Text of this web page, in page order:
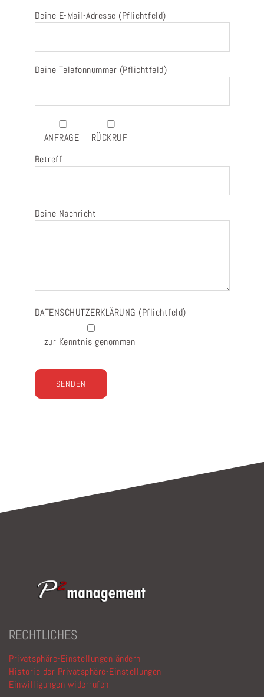
Deine E-Mail-Adresse (Pflichtfeld)
Deine Telefonnummer (Pflichtfeld)
ANFRAGE
RÜCKRUF
Betreff
Deine Nachricht
DATENSCHUTZERKLÄRUNG (Pflichtfeld)
zur Kenntnis genommen
RECHTLICHES
Privatsphäre-Einstellungen ändern
Historie der Privatsphäre-Einstellungen
Einwilligungen widerrufen